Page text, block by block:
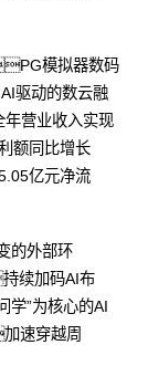
模拟器数码
驱动的数云融
营业收入实现
额同比增长
亿元净流
的外部环
续加码AI布
”为核心的AI
速穿越周